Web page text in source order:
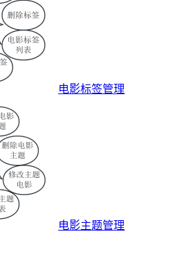
电影标签管理
电影主题管理